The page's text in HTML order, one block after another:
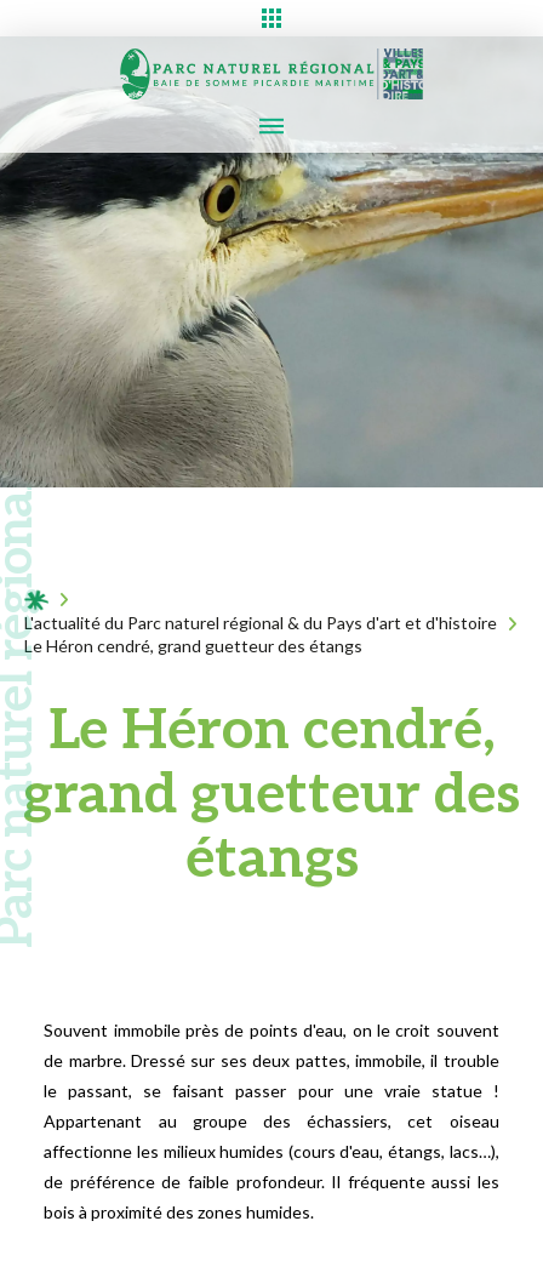
régional
Acceuil
L'actualité du Parc naturel régional & du Pays d'art et d'histoire
Le Héron cendré, grand guetteur des étangs
Le Héron cendré,
grand guetteur des
étangs
Souvent immobile près de points d'eau, on le croit souvent
de marbre. Dressé sur ses deux pattes, immobile, il trouble
le passant, se faisant passer pour une vraie statue !
Appartenant au groupe des échassiers, cet oiseau
affectionne les milieux humides (cours d'eau, étangs, lacs…),
de préférence de faible profondeur. Il fréquente aussi les
bois à proximité des zones humides.